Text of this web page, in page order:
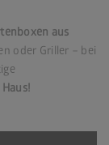
aus
oder Griller – bei